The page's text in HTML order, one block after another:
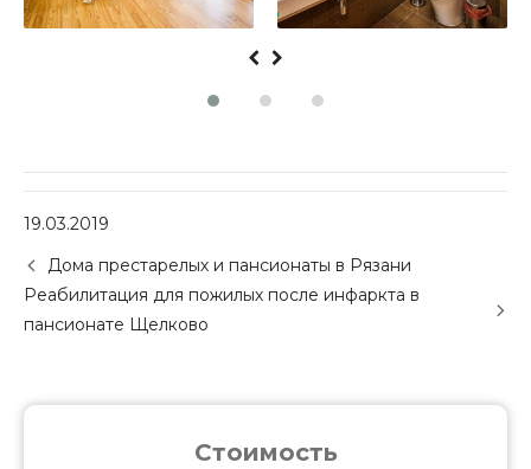
19.03.2019
Дома престарелых и пансионаты в Рязани
Реабилитация для пожилых после инфаркта в
пансионате Щелково
Стоимость